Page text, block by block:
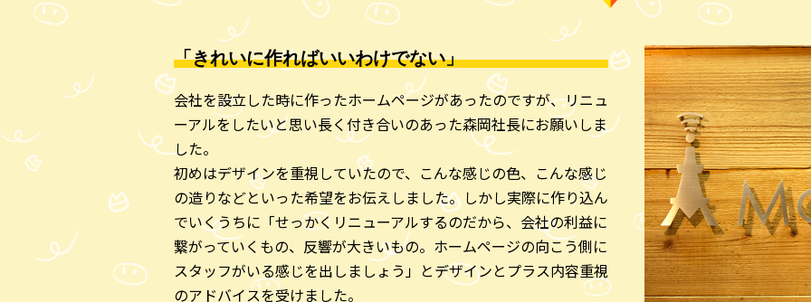
「きれいに作ればいいわけでない」
会社を設立した時に作ったホームページがあったのですが、リニュ
ーアルをしたいと思い長く付き合いのあった森岡社長にお願いしま
した。
初めはデザインを重視していたので、こんな感じの色、こんな感じ
の造りなどといった希望をお伝えしました。しかし実際に作り込ん
でいくうちに「せっかくリニューアルするのだから、会社の利益に
繋がっていくもの、反響が大きいもの。ホームページの向こう側に
スタッフがいる感じを出しましょう」とデザインとプラス内容重視
のアドバイスを受けました。